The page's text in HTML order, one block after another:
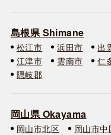
島根県 Shimane
松江市 浜田市 出
江津市
雲南市 仁
隠岐郡
岡山県 Okayama
岡山市北区 岡山市中